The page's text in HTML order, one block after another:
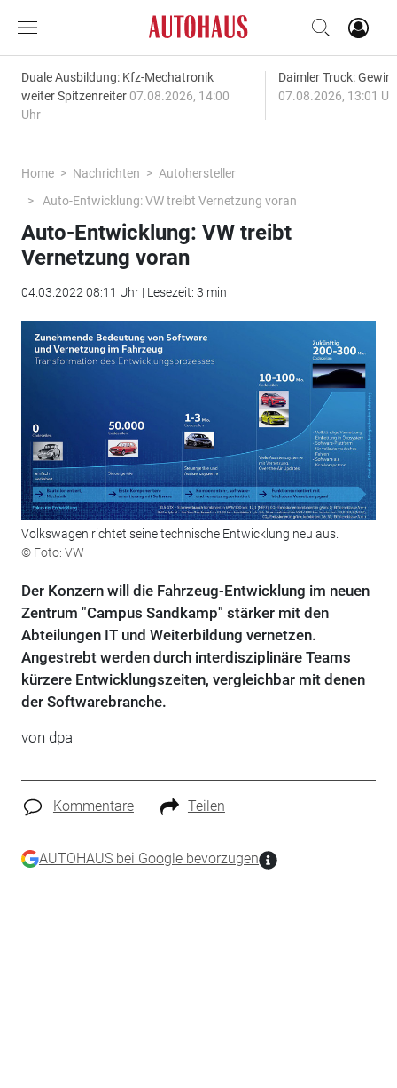
Duale Ausbildung: Kfz-Mechatronik
weiter Spitzenreiter 07.08.2026, 14:00
Uhr
Daimler Truck:
07.08.2026, 13:01
Home Nachrichten
Autohersteller
Auto-Entwicklung: VW treibt Vernetzung voran
Auto-Entwicklung: VW treibt
Vernetzung voran
04.03.2022 08:11 Uhr | Lesezeit: 3 min
Volkswagen richtet seine technische Entwicklung neu aus.
© Foto: VW
Der Konzern will die Fahrzeug-Entwicklung im neuen
Zentrum "Campus Sandkamp" stärker mit den
Abteilungen IT und Weiterbildung vernetzen.
Angestrebt werden durch interdisziplinäre Teams
kürzere Entwicklungszeiten, vergleichbar mit denen
der Softwarebranche.
von dpa
Kommentare Teilen
AUTOHAUS bei Google bevorzugen